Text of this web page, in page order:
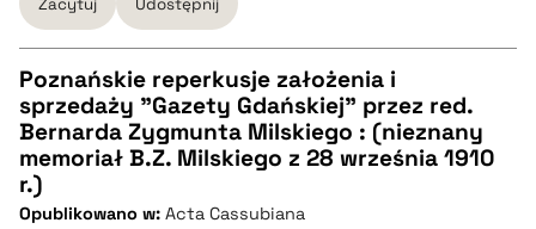
pobierz cytat
CZYSTY TEKST
Poznańskie reperkusje założenia i
sprzedaży "Gazety Gdańskiej" przez red.
Bernarda Zygmunta Milskiego : (nieznany
memoriał B.Z. Milskiego z 28 września 1910
r.)
Opublikowano w: Acta Cassubiana